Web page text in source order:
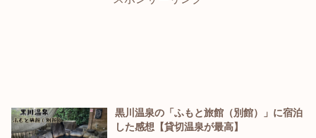
黒川温泉の「ふもと旅館（別館）」に宿泊
した感想【貸切温泉が最高】